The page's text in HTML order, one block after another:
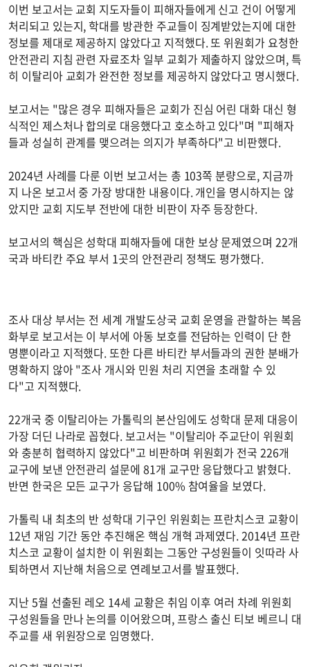
이번 보고서는 교회 지도자들이 피해자들에게 신고 건이 어떻게
처리되고 있는지, 학대를 방관한 주교들이 징계받았는지에 대한
정보를 제대로 제공하지 않았다고 지적했다. 또 위원회가 요청한
안전관리 지침 관련 자료조차 일부 교회가 제출하지 않았으며, 특
히 이탈리아 교회가 완전한 정보를 제공하지 않았다고 명시했다.
보고서는 "많은 경우 피해자들은 교회가 진심 어린 대화 대신 형
식적인 제스처나 합의로 대응했다고 호소하고 있다"며 "피해자
들과 성실히 관계를 맺으려는 의지가 부족하다"고 비판했다.
2024년 사례를 다룬 이번 보고서는 총 103쪽 분량으로, 지금까
지 나온 보고서 중 가장 방대한 내용이다. 개인을 명시하지는 않
았지만 교회 지도부 전반에 대한 비판이 자주 등장한다.
보고서의 핵심은 성학대 피해자들에 대한 보상 문제였으며 22개
국과 바티칸 주요 부서 1곳의 안전관리 정책도 평가했다.
조사 대상 부서는 전 세계 개발도상국 교회 운영을 관할하는 복음
화부로 보고서는 이 부서에 아동 보호를 전담하는 인력이 단 한
명뿐이라고 지적했다. 또한 다른 바티칸 부서들과의 권한 분배가
명확하지 않아 "조사 개시와 민원 처리 지연을 초래할 수 있
다"고 지적했다.
22개국 중 이탈리아는 가톨릭의 본산임에도 성학대 문제 대응이
가장 더딘 나라로 꼽혔다. 보고서는 "이탈리아 주교단이 위원회
와 충분히 협력하지 않았다"고 비판하며 위원회가 전국 226개
교구에 보낸 안전관리 설문에 81개 교구만 응답했다고 밝혔다.
반면 한국은 모든 교구가 응답해 100% 참여율을 보였다.
가톨릭 내 최초의 반 성학대 기구인 위원회는 프란치스코 교황이
12년 재임 기간 동안 추진해온 핵심 개혁 과제였다. 2014년 프란
치스코 교황이 설치한 이 위원회는 그동안 구성원들이 잇따라 사
퇴하면서 지난해 처음으로 연례보고서를 발표했다.
지난 5월 선출된 레오 14세 교황은 취임 이후 여러 차례 위원회
구성원들을 만나 논의를 이어왔으며, 프랑스 출신 티보 베르니 대
주교를 새 위원장으로 임명했다.